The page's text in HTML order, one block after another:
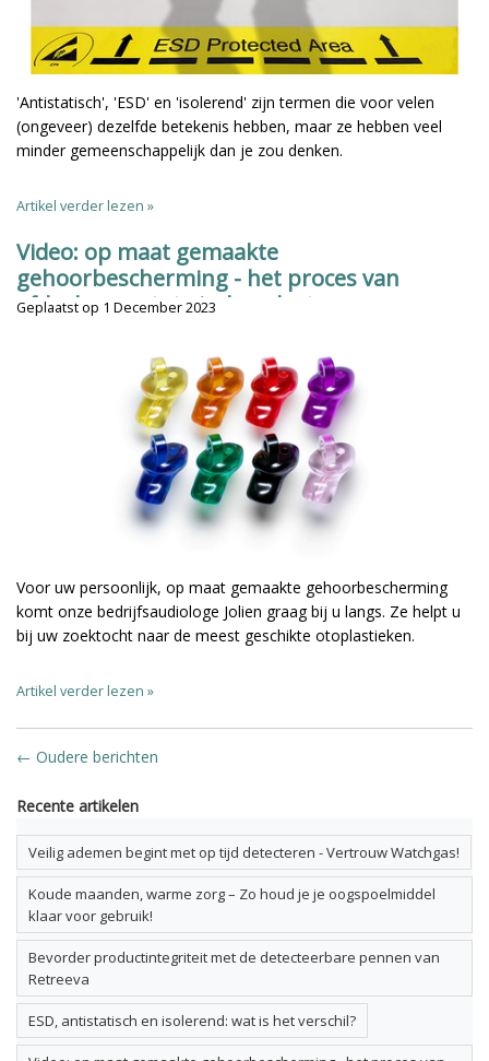
'Antistatisch', 'ESD' en 'isolerend' zijn termen die voor velen
(ongeveer) dezelfde betekenis hebben, maar ze hebben veel
minder gemeenschappelijk dan je zou denken.
Artikel verder lezen »
Video: op maat gemaakte
gehoorbescherming - het proces van
afdrukname tot eindproduct
Geplaatst op 1 December 2023
Voor uw persoonlijk, op maat gemaakte gehoorbescherming
komt onze bedrijfsaudiologe Jolien graag bij u langs. Ze helpt u
bij uw zoektocht naar de meest geschikte otoplastieken.
Artikel verder lezen »
← Oudere berichten
Recente artikelen
Veilig ademen begint met op tijd detecteren - Vertrouw Watchgas!
Koude maanden, warme zorg – Zo houd je je oogspoelmiddel
klaar voor gebruik!
Bevorder productintegriteit met de detecteerbare pennen van
Retreeva
ESD, antistatisch en isolerend: wat is het verschil?